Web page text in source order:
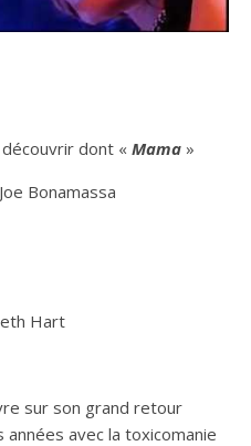
dont « Mama »
Bonamassa
Hart
sur son grand retour
avec la toxicomanie